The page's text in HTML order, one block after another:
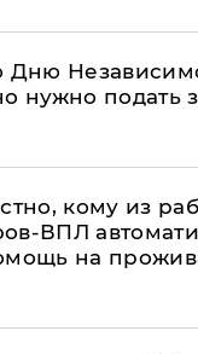
Дню
нужно подать
кому из
ВПЛ
на